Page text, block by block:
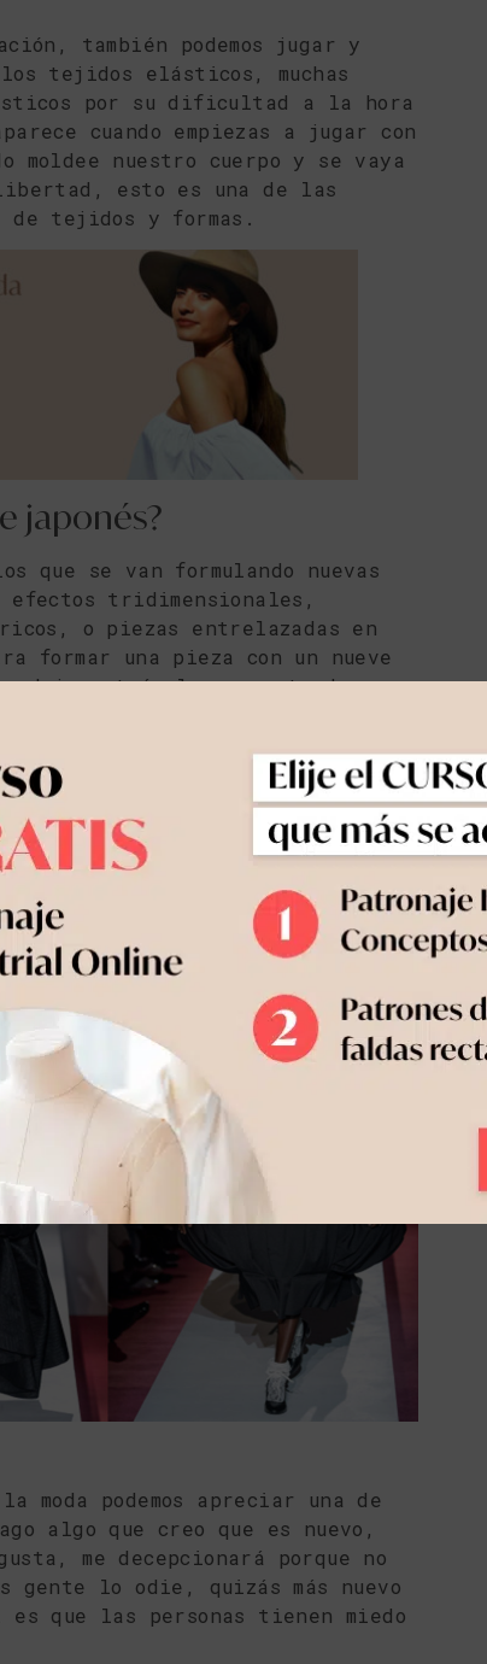
también podemos jugar y
tejidos elásticos, muchas
por su dificultad a la hora
cuando empiezas a jugar con
nuestro cuerpo y se vaya
libertad, esto es una de las
de tejidos y formas.
japonés?
que se van formulando nuevas
efectos tridimensionales,
o piezas entrelazadas en
formar una pieza con un nueve
dejar atrás lo que entendemos
concepto donde no hay
a alguno de sus
Rei Kawakubo, la cual ha llevado
rompen con los valores
nueva moda experimental,
contemplar sus diseños
moda podemos apreciar una de
algo que creo que es nuevo,
me decepcionará porque no
gente lo odie, quizás más nuevo
es que las personas tienen miedo